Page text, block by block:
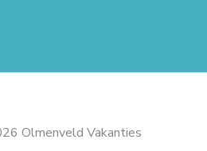
Olmenveld Vakanties